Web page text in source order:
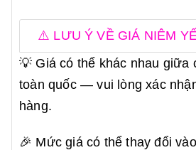
⚠️ LƯU Ý VỀ GIÁ NIÊM
💡 Giá có thể khác nhau giữa
toàn quốc — vui lòng xác
hàng.
🎉 Mức giá có thể thay đổi